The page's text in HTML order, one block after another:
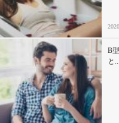
カルチャー・トレンド・芸
驚き
B
と...